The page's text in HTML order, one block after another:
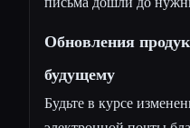
Обновления
будущему
Будьте в курсе